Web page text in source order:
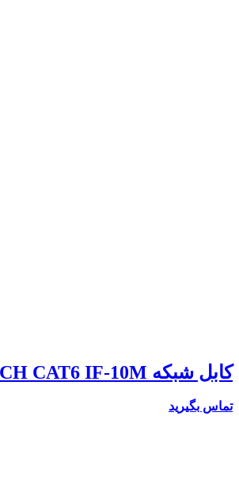
کابل شبکه IFORTECH CAT6 IF-10M
تماس بگیرید